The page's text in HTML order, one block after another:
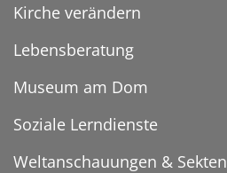
Kirche verändern
Lebensberatung
Museum am Dom
Soziale Lerndienste
Weltanschauungen & Sekten